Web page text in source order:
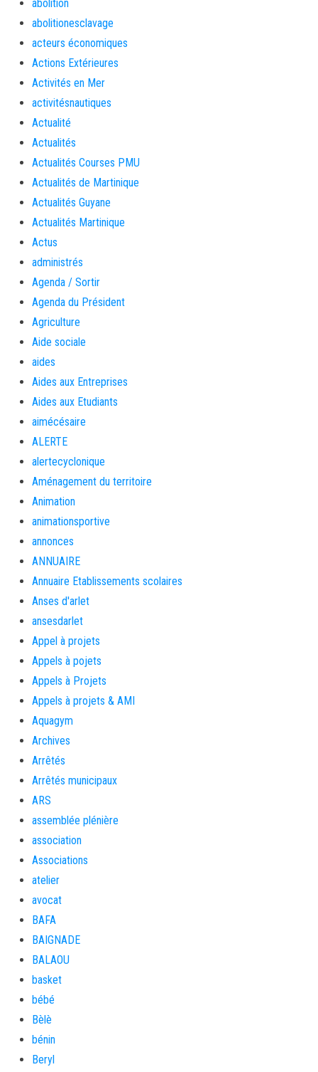
abolition
abolitionesclavage
acteurs économiques
Actions Extérieures
Activités en Mer
activitésnautiques
Actualité
Actualités
Actualités Courses PMU
Actualités de Martinique
Actualités Guyane
Actualités Martinique
Actus
administrés
Agenda / Sortir
Agenda du Président
Agriculture
Aide sociale
aides
Aides aux Entreprises
Aides aux Etudiants
aimécésaire
ALERTE
alertecyclonique
Aménagement du territoire
Animation
animationsportive
annonces
ANNUAIRE
Annuaire Etablissements scolaires
Anses d'arlet
ansesdarlet
Appel à projets
Appels à pojets
Appels à Projets
Appels à projets & AMI
Aquagym
Archives
Arrêtés
Arrêtés municipaux
ARS
assemblée plénière
association
Associations
atelier
avocat
BAFA
BAIGNADE
BALAOU
basket
bébé
Bèlè
bénin
Beryl